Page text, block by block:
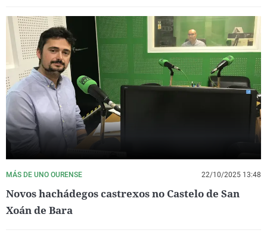
MÁS DE UNO OURENSE 22/10/2025 13:48
Novos hachádegos castrexos no Castelo de San
Xoán de Bara